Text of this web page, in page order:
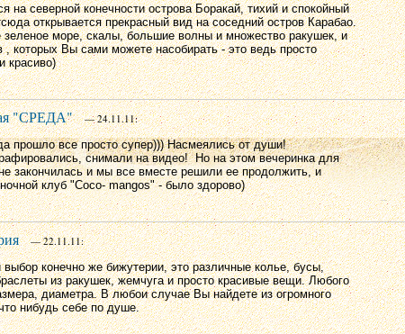
на северной конечности острова Боракай, тихий и спокойный
открывается прекрасный вид на соседний остров Карабао.
зеленое море, скалы, большие волны и множество ракушек, и
, которых Вы сами можете насобирать - это ведь просто
красиво)
"СРЕДА"
— 24.11.11:
прошло все просто супер))) Насмеялись от души!
снимали на видео! Но на этом вечеринка для
закончилась и мы все вместе решили ее продолжить, и
клуб "Coco- mangos" - было здорово)
— 22.11.11:
конечно же бижутерии, это различные колье, бусы,
из ракушек, жемчуга и просто красивые вещи. Любого
диаметра. В любои случае Вы найдете из огромного
нибудь себе по душе.